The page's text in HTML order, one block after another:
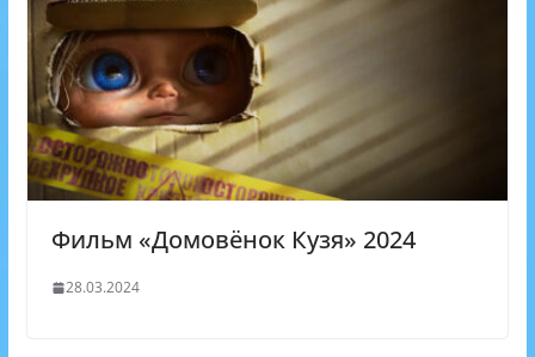
Фильм «Домовёнок Кузя» 2024
28.03.2024